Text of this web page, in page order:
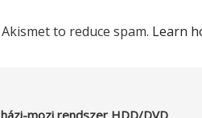
to reduce spam. Learn